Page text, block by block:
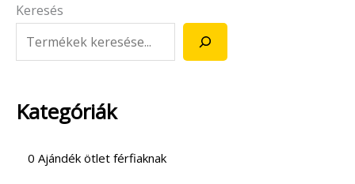
Keresés
Kategóriák
0 Ajándék ötlet férfiaknak